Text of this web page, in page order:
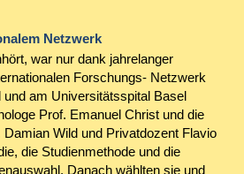
Netzwerk
war nur dank jahrelanger
Forschungs- Netzwerk
am Universitätsspital Basel
Prof. Emanuel Christ und die
Wild und Privatdozent Flavio
die Studienmethode und die
Danach wählten sie und